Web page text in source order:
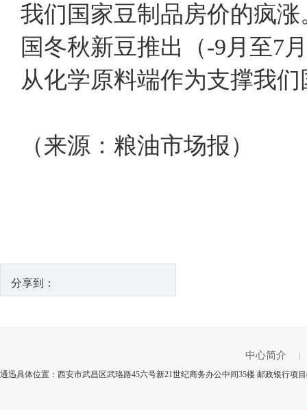
我们国家豆制品房价的疯
国冬秋新豆推出（-9月至7
从化学原料端作为支撑我
（来源：粮油市场报）
分享到：
中心简介
通迅具体位置：西安市武昌区武珞路45六号新21世纪商务办公中间35楼 邮政银行项